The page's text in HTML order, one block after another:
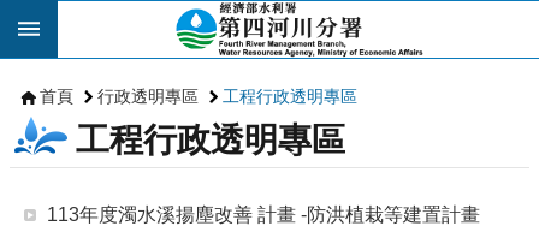
跳到主要內容區塊
首頁 行政透明專區 工程行政透明專區
工程行政透明專區
113年度濁水溪揚塵改善 計畫 -防洪植栽等建置計畫